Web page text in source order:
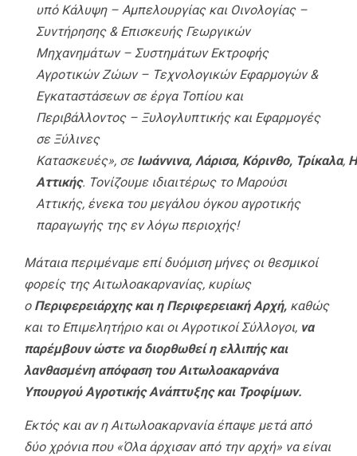
υπό Κάλυψη – Αμπελουργίας και Οινολογίας –
Συντήρησης & Επισκευής Γεωργικών
Μηχανημάτων – Συστημάτων Εκτροφής
Αγροτικών Ζώων – Τεχνολογικών Εφαρμογών &
Εγκαταστάσεων σε έργα Τοπίου και
Περιβάλλοντος – Ξυλογλυπτικής και Εφαρμογές
σε Ξύλινες
Κατασκευές», σε Ιωάννινα, Λάρισα, Κόρινθο, Τρίκαλα,
Αττικής. Τονίζουμε ιδιαιτέρως το Μαρούσι
Αττικής, ένεκα του μεγάλου όγκου αγροτικής
παραγωγής της εν λόγω περιοχής!
Μάταια περιμέναμε επί δυόμιση μήνες οι θεσμικοί
φορείς της Αιτωλοακαρνανίας, κυρίως
ο Περιφερειάρχης και η Περιφερειακή Αρχή, καθώς
και το Επιμελητήριο και οι Αγροτικοί Σύλλογοι, να
παρέμβουν ώστε να διορθωθεί η ελλιπής και
λανθασμένη απόφαση του Αιτωλοακαρνάνα
Υπουργού Αγροτικής Ανάπτυξης και Τροφίμων.
Εκτός και αν η Αιτωλοακαρνανία έπαψε μετά από
δύο χρόνια που «Όλα άρχισαν από την αρχή» να είναι